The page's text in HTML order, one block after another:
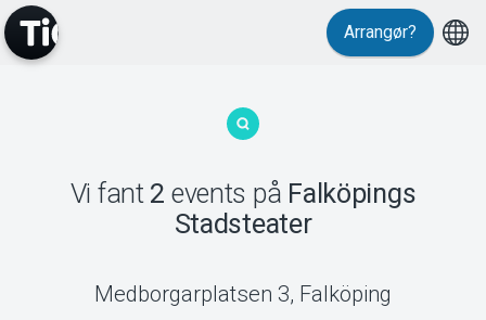
MyTickster
Arrangør?
Vi fant 2 events på Falköpings
Stadsteater
Medborgarplatsen 3, Falköping